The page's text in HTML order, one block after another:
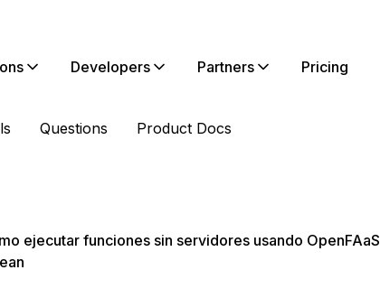
Developers Partners Pricing
Questions Product Docs
ejecutar funciones sin servidores usando OpenFAaS